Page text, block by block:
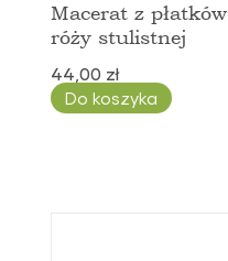
Macerat z płatków
róży stulistnej
44,00 zł
Do koszyka